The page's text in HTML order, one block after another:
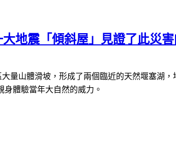
地震「傾斜屋」見證了此災
量山體滑坡，形成了兩個臨近的天然堰塞湖
體驗當年大自然的威力。